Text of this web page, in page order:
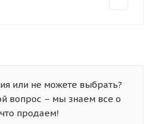
или не можете выбрать?
вопрос – мы знаем все о
продаем!